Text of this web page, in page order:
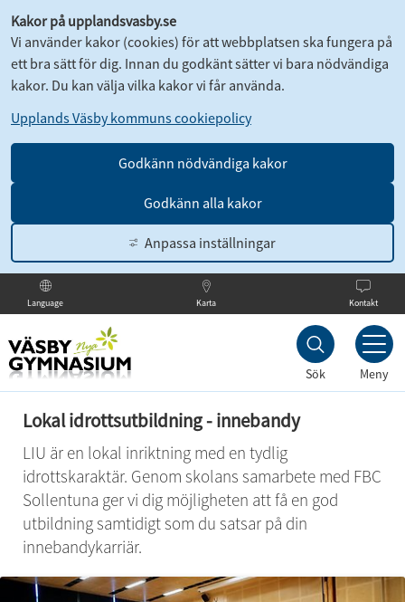
Kakor på upplandsvasby.se
Vi använder kakor (cookies) för att webbplatsen ska fungera på
ett bra sätt för dig. Innan du godkänt sätter vi bara nödvändiga
kakor. Du kan välja vilka kakor vi får använda.
Upplands Väsby kommuns cookiepolicy
Godkänn nödvändiga kakor
Godkänn alla kakor
Anpassa inställningar
Till
innehållet
Language Karta Kontakt
Sök Meny
Lokal idrottsutbildning - innebandy
LIU är en lokal inriktning med en tydlig
idrottskaraktär. Genom skolans samarbete med FBC
Sollentuna ger vi dig möjligheten att få en god
utbildning samtidigt som du satsar på din
innebandykarriär.